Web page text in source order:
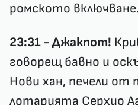
ромското включване.
23:31 - Джакпот!
говорещ бавно и
Нови хан, печели от
лотарията Серхио